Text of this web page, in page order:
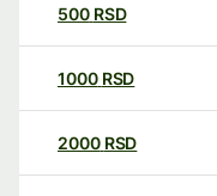
500 RSD
1000 RSD
2000 RSD